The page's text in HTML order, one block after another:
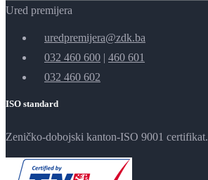
Ured premijera
uredpremijera@zdk.ba
032 460 600 | 460 601
032 460 602
ISO standard
Zeničko-dobojski kanton-ISO 9001 certifikat.